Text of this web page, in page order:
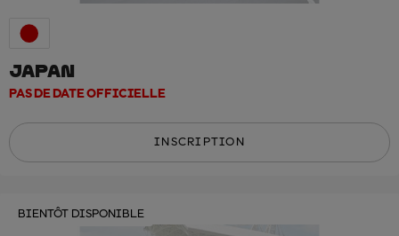
JAPAN
PAS DE DATE OFFICIELLE
INSCRIPTION
BIENTÔT DISPONIBLE